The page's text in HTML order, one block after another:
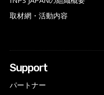
取材網・活動内容
Support
パートナー